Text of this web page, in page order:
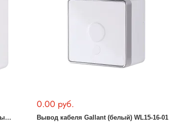
Р
озетка влагозащ. с зазем. с защит. крышкой и шторками Gallant (белая) WL15-02-04
0.00 руб.
Вывод кабеля Gallant (белый) WL15-16-01